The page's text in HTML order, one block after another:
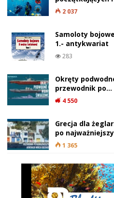
2 037
Samoloty
1.- antykwariat
283
Okręty
przewodnik po…
4 550
Grecja dla
po
1 365